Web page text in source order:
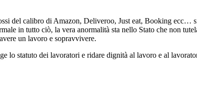
del calibro di Amazon, Deliveroo, Just eat, Booking ecc…
in tutto ciò, la vera anormalità sta nello Stato che non
un lavoro e sopravvivere.
statuto dei lavoratori e ridare dignità al lavoro e al